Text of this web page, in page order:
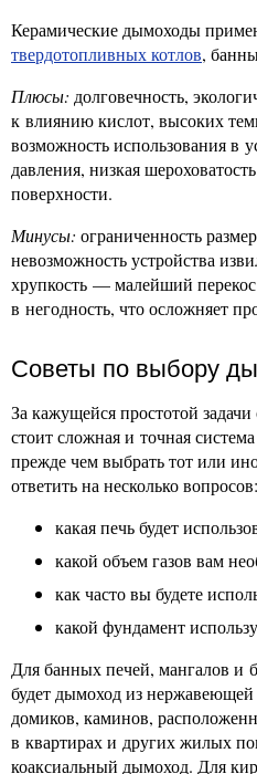
Керамические дымоходы
твердотопливных котлов,
Плюсы: долговечность,
к влиянию кислот, высоких
возможность использования в
давления, низкая
поверхности.
Минусы: ограниченность
невозможность устройства
хрупкость — малейший
в негодность, что осложняет
Советы по выбору
За кажущейся простотой
стоит сложная и точная
прежде чем выбрать тот или
ответить на несколько вопросов:
какая печь будет
какой объем газов вам
как часто вы будете
какой фундамент
Для банных печей, мангалов и
будет дымоход из
домиков, каминов,
в квартирах и других жилых
коаксиальный дымоход. Для